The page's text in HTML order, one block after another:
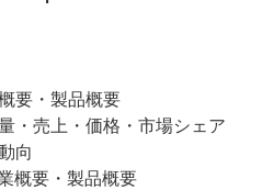
要・製品概要
・売上・価格・市場シェア
向
概要・製品概要